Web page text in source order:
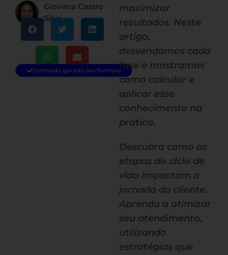
Giovana Castro
Silva
Conteúdo gerado por humano
maximizar
resultados. Neste
artigo,
desvendamos cada
fase e mostramos
como calcular e
aplicar esse
conhecimento na
prática.
Descubra como as
etapas do ciclo de
vida impactam a
jornada do cliente.
Aprenda a otimizar
seu atendimento,
utilizando
estratégias que